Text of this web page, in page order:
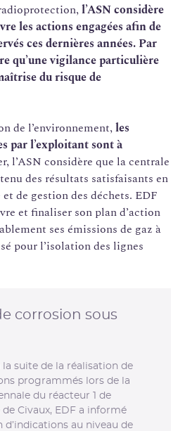
l’ASN considère
les actions engagées afin de
ces dernières années. Par
qu’une vigilance particulière
du risque de
de l’environnement, les
par l’exploitant sont à
l’ASN considère que la centrale
des résultats satisfaisants en
de gestion des déchets. EDF
et finaliser son plan d’action
ses émissions de gaz à
pour l’isolation des lignes
corrosion sous
la suite de la réalisation de
programmés lors de la
du réacteur 1 de
Civaux, EDF a informé
d’indications au niveau de